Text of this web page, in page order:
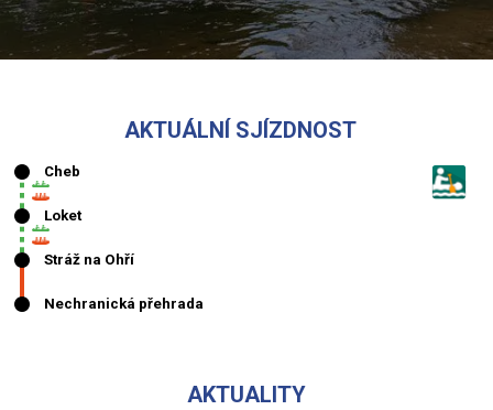
AKTUÁLNÍ SJÍZDNOST
AKTUALITY